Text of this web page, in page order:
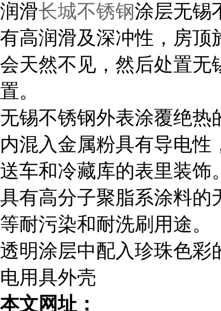
润滑长城不锈钢涂层无锡
有高润滑及深冲性，房顶
会天然不见，然后处置无
置。
无锡不锈钢外表涂覆绝
内混入金属粉具有导电
送车和冷藏库的表里装饰
具有高分子聚脂系涂料的
等耐污染和耐洗刷用途。
透明涂层中配入珍珠色彩
电用具外壳
本文网址：